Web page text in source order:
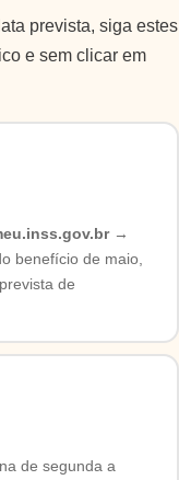
prevista, siga estes
e sem clicar em
→
benefício de maio,
de
de segunda a